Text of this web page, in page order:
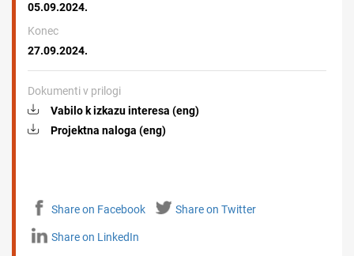
05.09.2024.
Konec
27.09.2024.
Dokumenti v prilogi
Vabilo k izkazu interesa (eng)
Projektna naloga (eng)
Share on Facebook Share on Twitter
Share on LinkedIn